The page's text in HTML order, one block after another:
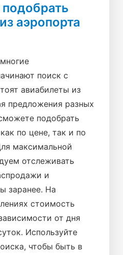
аэропорта
поиск с
авиабилеты из
предложения разных
подобрать
по цене, так и по
максимальной
отслеживать
и
заранее. На
стоимость
от дня
Используйте
чтобы быть в